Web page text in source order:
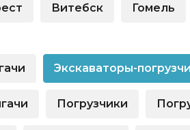
взноса
Audi
Витебск Гомель
Экскаваторы-
Погрузчики